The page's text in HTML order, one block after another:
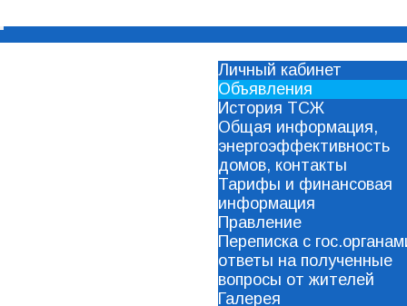
Личный кабинет
Объявления
История ТСЖ
Общая информация,
энергоэффективность
домов, контакты
Тарифы и финансовая
информация
Правление
Переписка с
ответы на полученные
вопросы от жителей
Галерея